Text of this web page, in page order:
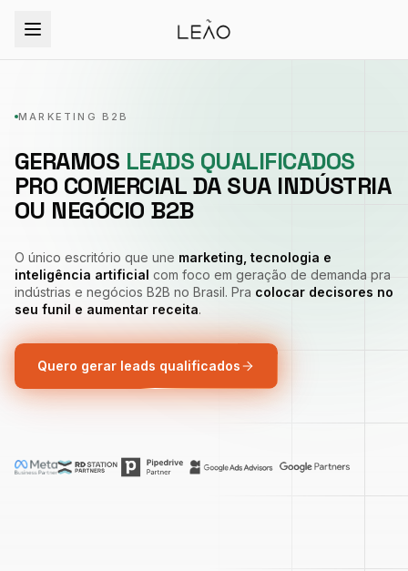
MARKETING B2B
GERAMOS LEADS QUALIFICADOS
PRO COMERCIAL DA SUA INDÚSTRIA
OU NEGÓCIO B2B
O único escritório que une marketing, tecnologia e
inteligência artificial com foco em geração de demanda pra
indústrias e negócios B2B no Brasil. Pra colocar decisores no
seu funil e aumentar receita.
Quero gerar leads qualificados